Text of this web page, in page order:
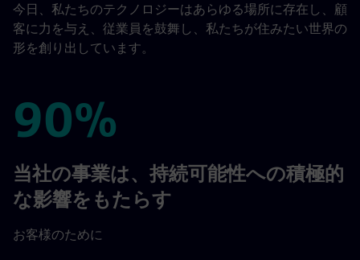
今日、私たちのテクノロジーはあらゆる場所に存在し、顧
客に力を与え、従業員を鼓舞し、私たちが住みたい世界の
形を創り出しています。
90%
90%
当社の事業は、持続可能性への積極的
な影響をもたらす
お客様のために